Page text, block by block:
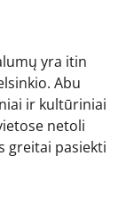
yra itin
Abu
ir kultūriniai
netoli
greitai pasiekti